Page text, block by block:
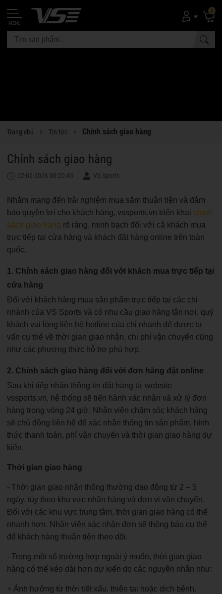
MENU
0
Trang chủ Tin tức Chính sách giao hàng
Chính sách giao hàng
02-02-2026 00:20:43 VS Sports
Nhằm mang đến trải nghiệm mua sắm thuận tiện và đảm
bảo quyền lợi cho khách hàng, vssports.vn triển khai chính
sách giao hàng rõ ràng, minh bạch đối với cả khách mua
trực tiếp tại cửa hàng và khách đặt hàng online trên toàn
quốc.
1. Chính sách giao hàng đối với khách mua trực tiếp tại
cửa hàng
Đối với khách hàng mua sản phẩm trực tiếp tại các chi
nhánh của VS Sports và có nhu cầu giao hàng tận nơi, quý
khách vui lòng liên hệ hotline của chi nhánh để được tư
vấn cụ thể về thời gian giao nhận, chi phí vận chuyển cũng
như các phương thức hỗ trợ phù hợp.
2. Chính sách giao hàng đối với đơn hàng đặt online
Sau khi tiếp nhận thông tin đặt hàng từ website
vssports.vn, hệ thống sẽ tiến hành xác nhận và xử lý đơn
hàng trong vòng 24 giờ. Nhân viên chăm sóc khách hàng
sẽ chủ động liên hệ để xác nhận thông tin sản phẩm, hình
thức thanh toán, phí vận chuyển và thời gian giao hàng dự
kiến.
Thời gian giao hàng
- Thời gian giao nhận thông thường dao động từ 2 – 5
ngày, tùy theo khu vực nhận hàng và đơn vị vận chuyển.
Đối với các khu vực trung tâm, thời gian giao hàng có thể
nhanh hơn. Nhân viên xác nhận đơn sẽ thông báo cụ thể
để khách hàng thuận tiện theo dõi.
- Trong một số trường hợp ngoài ý muốn, thời gian giao
hàng có thể kéo dài hơn dự kiến do các nguyên nhân như:
+ Ảnh hưởng từ thời tiết xấu, thiên tai hoặc dịch bệnh.